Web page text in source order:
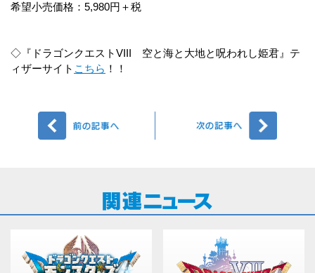
希望小売価格：5,980円＋税
◇『ドラゴンクエストVIII 空と海と大地と呪われし姫君』テ
ィザーサイト こちら ！！